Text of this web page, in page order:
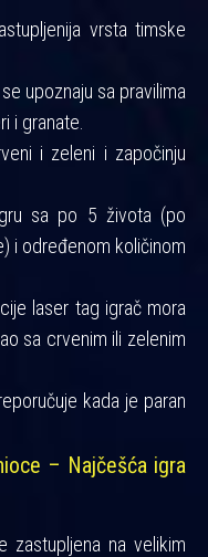
vrsta timske
upoznaju sa pravilima
i granate.
i zeleni i započinju
sa po 5 života (po
i određenom količinom
laser tag igrač mora
sa crvenim ili zelenim
kada je paran
– Najčešća igra
zastupljena na velikim